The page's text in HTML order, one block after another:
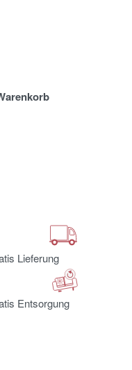
Lieferung
Entsorgung